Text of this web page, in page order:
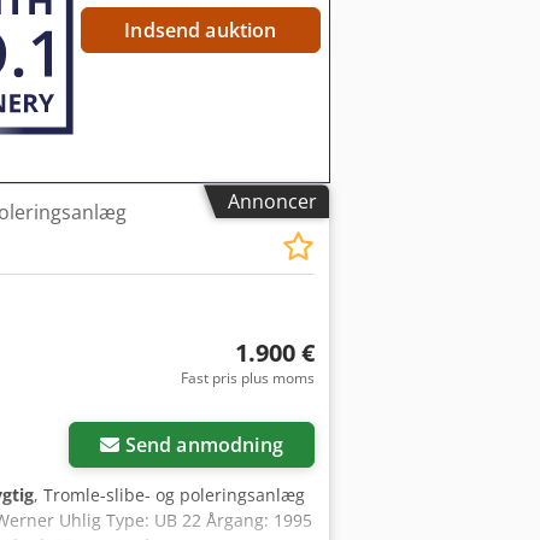
og cyklusser: • Hydraulisk
• Automatiske slibecyklusser •
Ekstraudstyr •
Indsend auktion
Annoncer
1.900 €
Fast pris plus moms
Send anmodning
, Tromle-slibe- og poleringsanlæg
Uhlig Type: UB 22 Årgang: 1995